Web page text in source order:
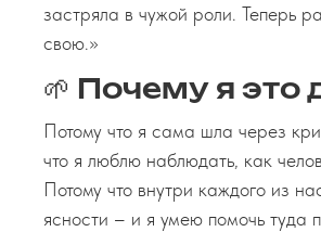
застряла в чужой роли. Теперь
свою.»
🌱 Почему я это
Потому что я сама шла через
что я люблю наблюдать, как
Потому что внутри каждого из
ясности – и я умею помочь туда